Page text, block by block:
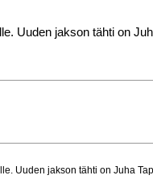
Uuden jakson tähti on
Uuden jakson tähti on Juha